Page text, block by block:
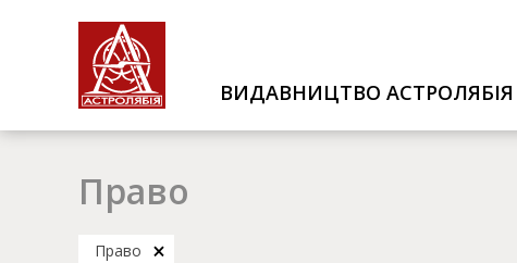
ВИДАВНИЦТВО АСТРОЛЯБІЯ
Право
Право